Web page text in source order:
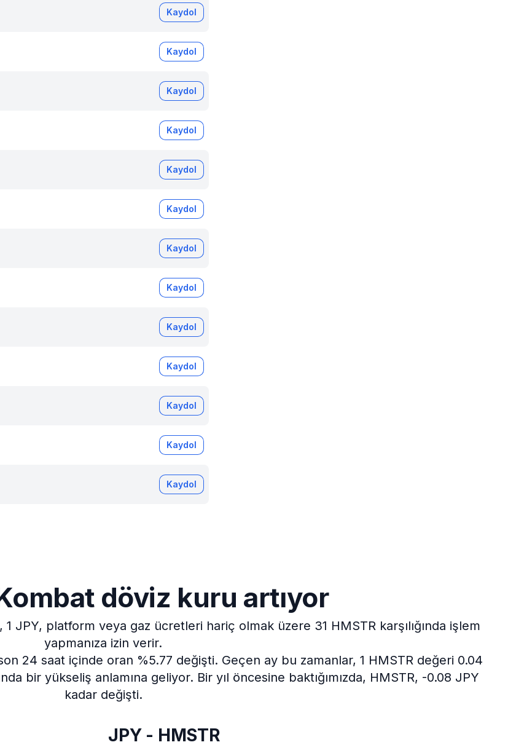
Kaydol
Kaydol
Kaydol
Kaydol
Kaydol
Kaydol
Kaydol
Kaydol
Kaydol
Kaydol
Kaydol
Kaydol
Kaydol
döviz kuru artıyor
1 JPY, platform veya gaz ücretleri hariç olmak üzere 31 HMSTR karşılığında işlem
yapmanıza izin verir.
24 saat içinde oran %5.77 değişti. Geçen ay bu zamanlar, 1 HMSTR değeri 0.04
bir yükseliş anlamına geliyor. Bir yıl öncesine baktığımızda, HMSTR, -0.08 JPY
kadar değişti.
JPY - HMSTR